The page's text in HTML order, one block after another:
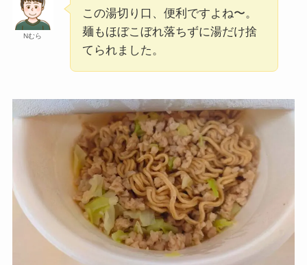
Nむら
この湯切り口、便利ですよね〜。
麺もほぼこぼれ落ちずに湯だけ捨
てられました。